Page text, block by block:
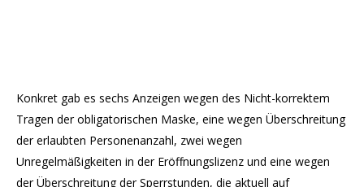
Konkret gab es sechs Anzeigen wegen des Nicht-korrektem
Tragen der obligatorischen Maske, eine wegen Überschreitung
der erlaubten Personenanzahl, zwei wegen
Unregelmäßigkeiten in der Eröffnungslizenz und eine wegen
der Überschreitung der Sperrstunden, die aktuell auf